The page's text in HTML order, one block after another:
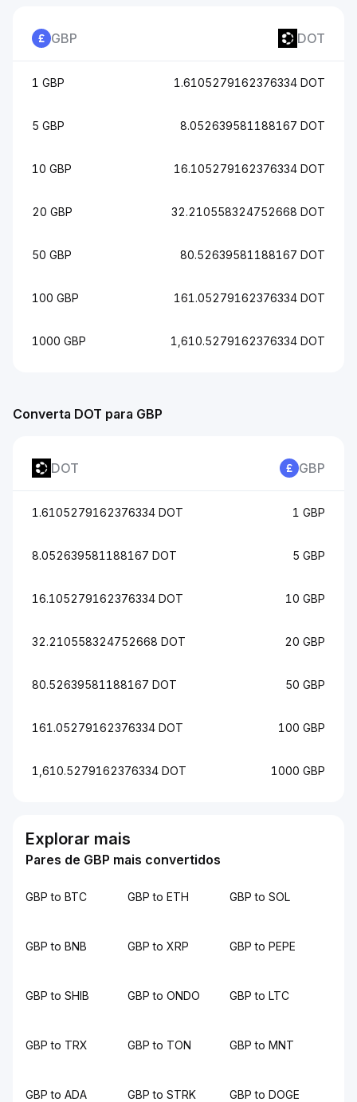
Converta DOT para GBP
DOT GBP
1.6105279162376334 DOT 1 GBP
8.052639581188167 DOT 5 GBP
16.105279162376334 DOT 10 GBP
32.210558324752668 DOT 20 GBP
80.52639581188167 DOT 50 GBP
161.05279162376334 DOT 100 GBP
1,610.5279162376334 DOT 1000 GBP
GBP DOT
1 GBP 1.6105279162376334 DOT
5 GBP 8.052639581188167 DOT
10 GBP 16.105279162376334 DOT
20 GBP 32.210558324752668 DOT
50 GBP 80.52639581188167 DOT
100 GBP 161.05279162376334 DOT
1000 GBP 1,610.5279162376334 DOT
Explorar mais
Pares de GBP mais convertidos
GBP to BTC GBP to ETH GBP to SOL
GBP to BNB GBP to XRP GBP to PEPE
GBP to SHIB GBP to ONDO GBP to LTC
GBP to TRX GBP to TON GBP to MNT
GBP to ADA GBP to STRK GBP to DOGE